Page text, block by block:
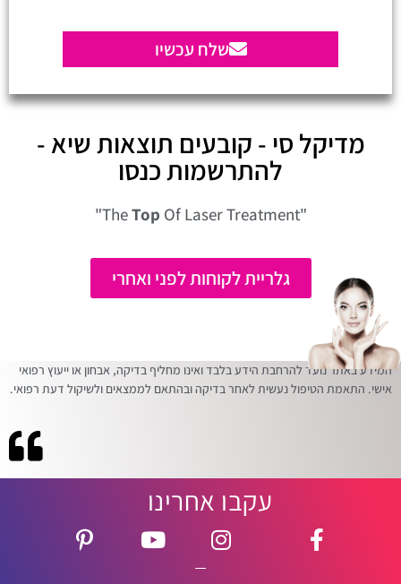
שלח עכשיו
מדיקל סי - קובעים תוצאות שיא -
להתרשמות כנסו
"The
TopOf Laser Treatment"
גלריית לקוחות לפני ואחרי
המידע באתר נועד להרחבת הידע בלבד ואינו מחליף בדיקה, אבחון או ייעוץ רפואי
אישי. התאמת הטיפול נעשית לאחר בדיקה ובהתאם לממצאים ולשיקול דעת רפואי.
עקבו אחרינו